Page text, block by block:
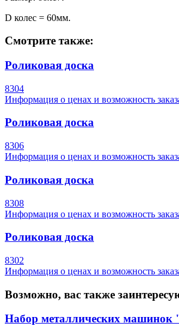
D колес = 60мм.
Смотрите также:
Роликовая доска
8304
Информация о ценах и возможность
Роликовая доска
8306
Информация о ценах и возможность
Роликовая доска
8308
Информация о ценах и возможность
Роликовая доска
8302
Информация о ценах и возможность
Возможно, вас также
Набор металлических машинок